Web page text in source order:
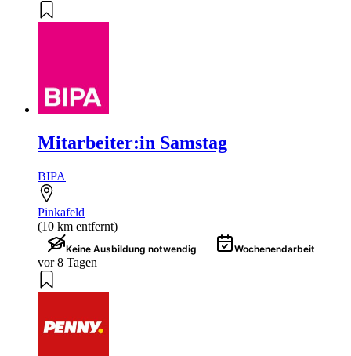
Mitarbeiter:in Samstag
BIPA
Pinkafeld
(10 km entfernt)
Keine Ausbildung notwendig Wochenendarbeit
vor 8 Tagen